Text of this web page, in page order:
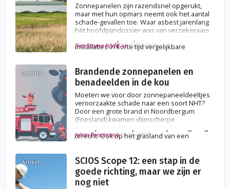
Zonnepanelen zijn razendsnel opgerukt,
maar met hun opmars neemt ook het aantal
schade-gevallen toe. Waar asbest jarenlang
hét hoofdpijndossier was van verzekeraars
installaties in korte tijd vergelijkbare
Piet Bosma NIVRE-re 03/02/2026
Rubriek
Brandende zonnepanelen en
benadeelden in de kou
Moeten we voor door zonnepaneeldeeltjes
veroorzaakte schade naar een soort NHT?
Door een grote brand in Noordbergum
(Friesland) kwamen vlijmscherpe
terecht. Ook op het grasland van een
Johan Zwaanswijk 06/06/2023
Artikel
SCIOS Scope 12: een stap in de
goede richting, maar we zijn er
nog niet